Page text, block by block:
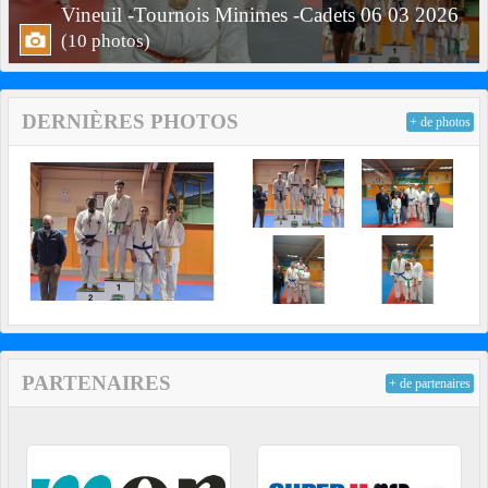
Vineuil -Tournois Minimes -Cadets 06 03 2026
(10 photos)
DERNIÈRES PHOTOS + de photos
PARTENAIRES + de partenaires